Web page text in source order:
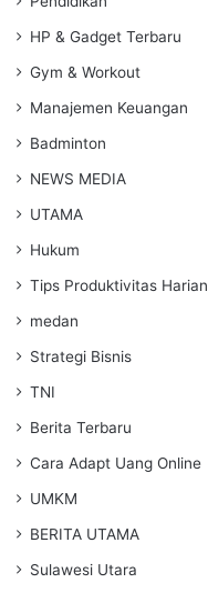
HP & Gadget Terbaru
Gym & Workout
Manajemen Keuangan
Badminton
NEWS MEDIA
UTAMA
Hukum
Tips Produktivitas Harian
medan
Strategi Bisnis
TNI
Berita Terbaru
Cara Adapt Uang Online
UMKM
BERITA UTAMA
Sulawesi Utara